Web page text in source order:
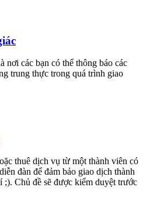
nơi các bạn có thể thông báo các
trung thực trong quá trình giao
thuê dịch vụ từ một thành viên có
đàn để đảm bảo giao dịch thành
;). Chủ đề sẽ được kiểm duyệt trước